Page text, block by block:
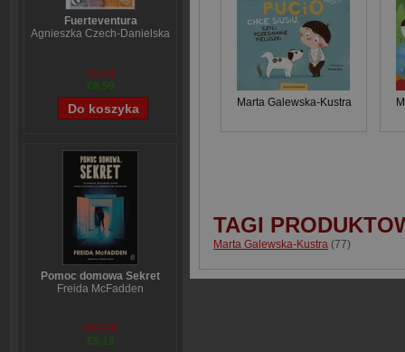
Fuerteventura
Agnieszka Czech-Danielska
€8,94
€6,59
Pomoc domowa Sekret
Freida McFadden
€12,16
€9,18
Marta Galewska-Kustra
TAGI
Marta Galewska-Kustra (77)